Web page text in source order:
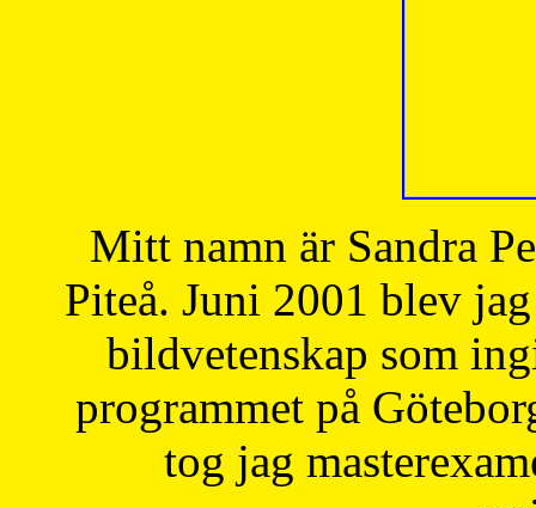
Mitt namn är Sandra
Piteå. Juni 2001 blev
bildvetenskap som
programmet på
tog jag